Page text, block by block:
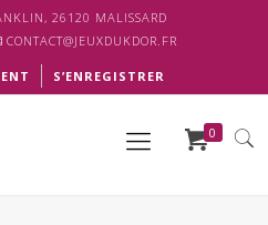
26120 MALISSARD
CONTACT@JEUXDUKDOR.FR
S’ENREGISTRER
0